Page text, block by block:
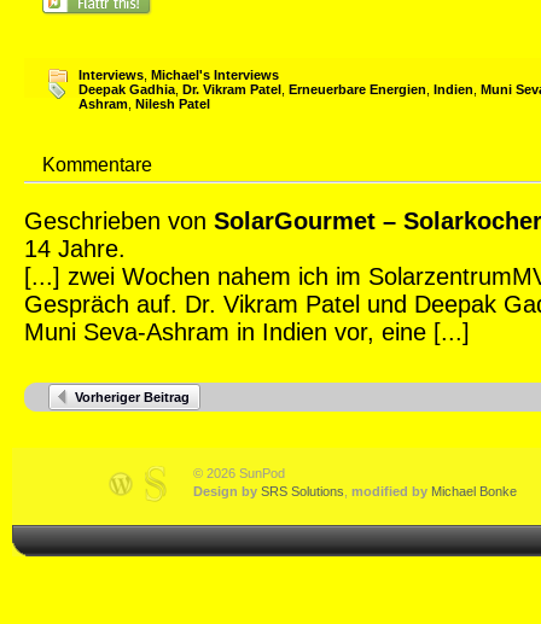
Interviews Michael's Interviews
Deepak Gadhia Dr. Vikram Patel Erneuerbare Energien Indien Muni
Ashram Nilesh Patel
Kommentare
Geschrieben von SolarGourmet –
14 Jahre.
[...] zwei Wochen nahem ich im
Gespräch auf. Dr. Vikram Patel und Deepak
Muni Seva-Ashram in Indien vor, eine [...]
Vorheriger Beitrag
© 2026 SunPod
Design by SRS Solutions modified by Michael Bonke